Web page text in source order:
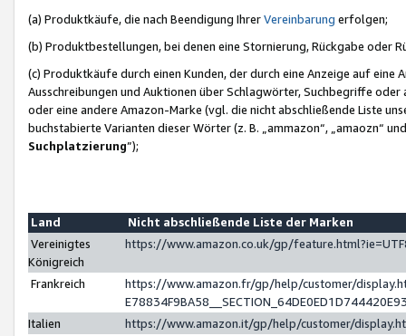
(a) Produktkäufe, die nach Beendigung IhrerVereinbarung erfolgen;
(b) Produktbestellungen, bei denen eine Stornierung, Rückgabe oder
(c) Produktkäufe durch einen Kunden, der durch eine Anzeige auf
Ausschreibungen und Auktionen über Schlagwörter, Suchbegriffe
oder eine andere Amazon-Marke (vgl. die nicht abschließende Liste
buchstabierte Varianten dieser Wörter (z. B. „ammazon“, „amaozn“
Suchplatzierung”);
Land
Nicht abschließende Liste der Marken
Vereinigtes
Königreich
https://www.amazon.co.uk/gp/
Frankreich
https://www.amazon.fr/gp/help/customer/
Italien
https://www.amazon.it/gp/help/customer/